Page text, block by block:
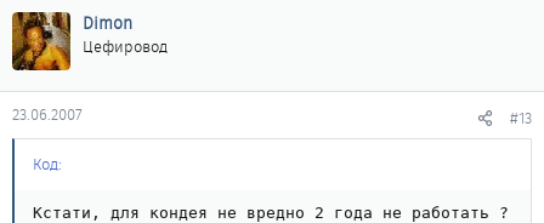
Dimon
Цефировод
23.06.2007 #13
Код:
Кстати, для кондея не вредно 2 года не работать ?